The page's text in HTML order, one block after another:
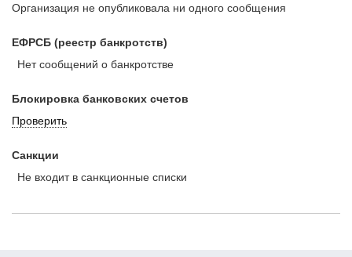
Организация не опубликовала ни одного сообщения
ЕФРСБ (реестр банкротств)
Нет сообщений о банкротстве
Блокировка банковских счетов
Проверить
Санкции
Не входит в санкционные списки